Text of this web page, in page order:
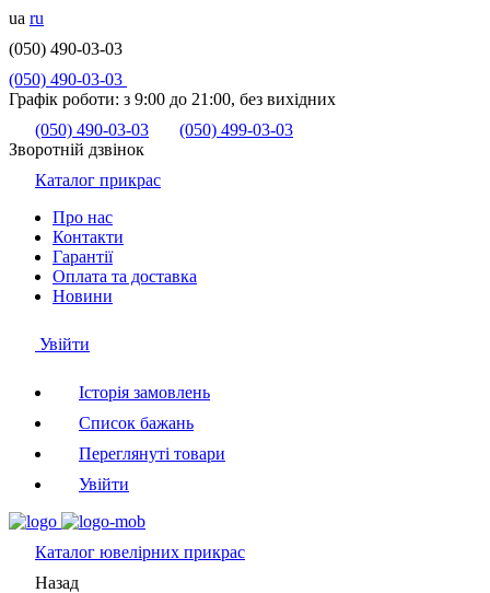
ua ru
(050) 490-03-03
(050) 490-03-03
Графік роботи: з 9:00 до 21:00, без вихідних
(050) 490-03-03
(050) 499-03-03
Зворотній дзвінок
Каталог прикрас
Про нас
Контакти
Гарантії
Оплата та доставка
Новини
Увійти
Історія замовлень
Список бажань
Переглянуті товари
Увійти
Каталог ювелірних прикрас
Назад